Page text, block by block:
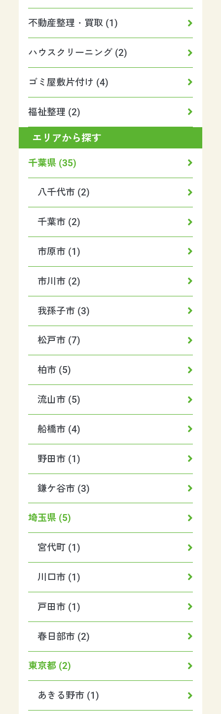
不動産整理・買取 (1)
ハウスクリーニング (2)
ゴミ屋敷片付け (4)
福祉整理 (2)
エリアから探す
千葉県 (35)
八千代市 (2)
千葉市 (2)
市原市 (1)
市川市 (2)
我孫子市 (3)
松戸市 (7)
柏市 (5)
流山市 (5)
船橋市 (4)
野田市 (1)
鎌ケ谷市 (3)
埼玉県 (5)
宮代町 (1)
川口市 (1)
戸田市 (1)
春日部市 (2)
東京都 (2)
あきる野市 (1)